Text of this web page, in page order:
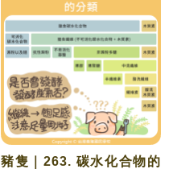
豬隻｜263. 碳水化合物的